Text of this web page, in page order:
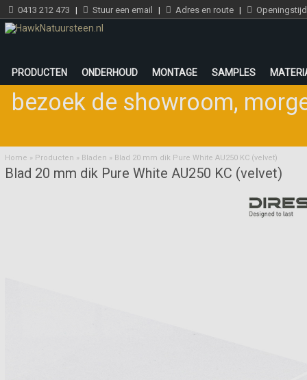
0413 212 473 | Stuur een email | Adres en route |
PRODUCTEN ONDERHOUD MONTAGE SAMPLES
bezoek de showroom,
Home » Producten » Bladen » Blad 20 mm dik Pure White AU250 KC (velvet)
Blad 20 mm dik Pure White AU250 KC (velvet)